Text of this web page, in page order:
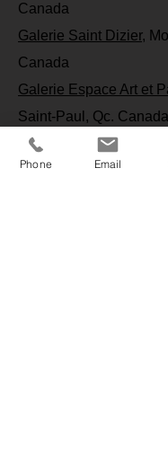
Canada
Galerie Saint Dizier,
Canada
Galerie Espace Art et
Saint-Paul, Qc. Canada
Phone Email